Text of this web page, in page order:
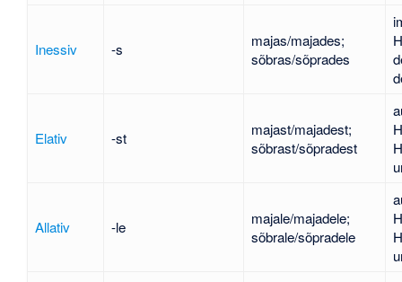
Inessiv -s
majas/majades;
sõbras/sõprades
Elativ -st
majast/majadest;
sõbrast/sõpradest
Allativ -le
majale/majadele;
sõbrale/sõpradele